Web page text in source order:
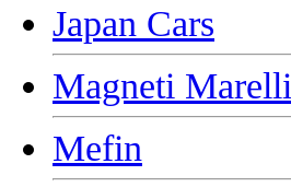
Japan Cars
Magneti Marelli
Mefin